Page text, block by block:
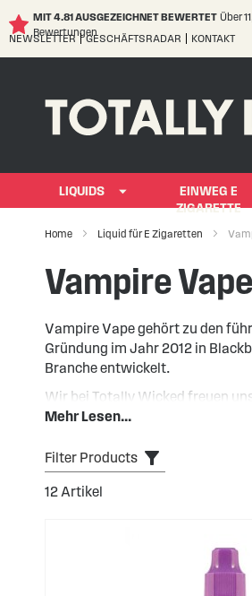
MIT 4.81 AUSGEZEICHNET BEWERTET Über
Bewertungen
Skip
NEWSLETTER GESCHÄFTSRADAR KONTAKT
LIQUIDS
EINWEG E
ZIGARETTE
Home Liquid für E Zigaretten
Vampire
Vampire Vape gehört zu den
Gründung im Jahr 2012 in
Branche entwickelt.
Wir bei Totally Wicked freuen
ml). Auch das
Mehr Lesen...
Filter Products
12 Artikel